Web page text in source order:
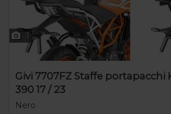
1
Givi 7707FZ Staffe portapacchi
390 17 / 23
Nero